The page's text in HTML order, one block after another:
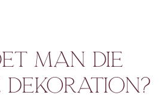
man die